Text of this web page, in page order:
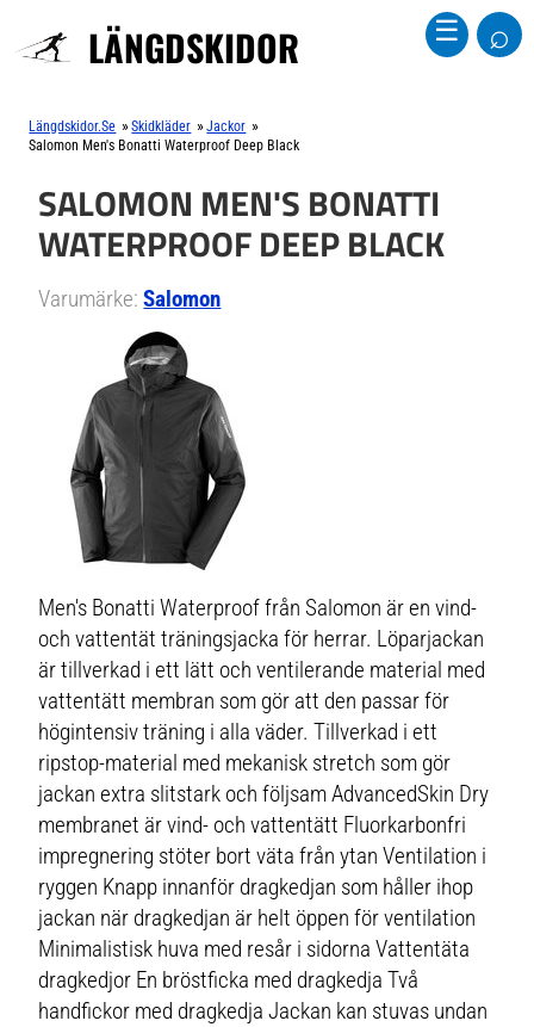
LÄNGDSKIDOR ☰ ⌕
Längdskidor.se »Skidkläder »Jackor »
Salomon Men's Bonatti Waterproof Deep Black
SALOMON MEN'S BONATTI
WATERPROOF DEEP BLACK
Varumärke:Salomon
Men's Bonatti Waterproof från Salomon är en vind-
och vattentät träningsjacka för herrar. Löparjackan
är tillverkad i ett lätt och ventilerande material med
vattentätt membran som gör att den passar för
högintensiv träning i alla väder. Tillverkad i ett
ripstop-material med mekanisk stretch som gör
jackan extra slitstark och följsam AdvancedSkin Dry
membranet är vind- och vattentätt Fluorkarbonfri
impregnering stöter bort väta från ytan Ventilation i
ryggen Knapp innanför dragkedjan som håller ihop
jackan när dragkedjan är helt öppen för ventilation
Minimalistisk huva med resår i sidorna Vattentäta
dragkedjor En bröstficka med dragkedja Två
handfickor med dragkedja Jackan kan stuvas undan